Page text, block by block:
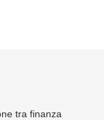
tra finanza